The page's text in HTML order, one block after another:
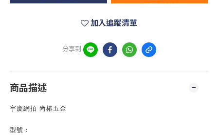
加入追蹤清單
分享到
商品描述
宇慶網拍 尚椿五金
型號：